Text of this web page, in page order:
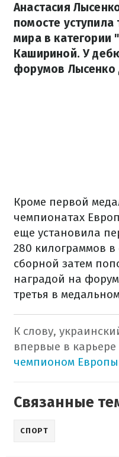
Анастасия
помосте
мира в категории
Кашириной. У
форумов Лысенко
Кроме первой
чемпионатах
еще установила
280 килограммов в
сборной затем
наградой на
третья в
К слову,
впервые в карьере
чемпионом
Связанные
СПОРТ